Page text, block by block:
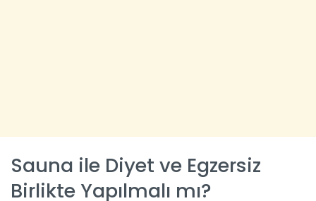
Sauna ile Diyet ve Egzersiz
Birlikte Yapılmalı mı?